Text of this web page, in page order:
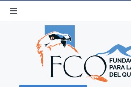
Toggle
Navigation
QUEBRANTAHUESOS